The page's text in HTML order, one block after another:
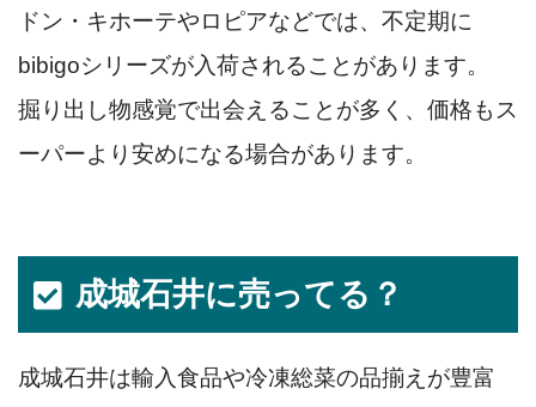
ドン・キホーテやロピアなどでは、不定期に
bibigoシリーズが入荷されることがあります。
掘り出し物感覚で出会えることが多く、価格もス
ーパーより安めになる場合があります。
成城石井に売ってる？
成城石井は輸入食品や冷凍総菜の品揃えが豊富